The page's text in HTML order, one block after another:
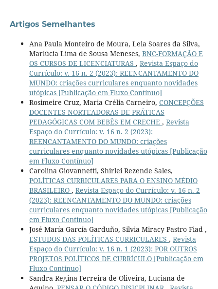
Artigos Semelhantes
Ana Paula Monteiro de Moura, Leia Soares da Silva,
Marlúcia Lima de Sousa Meneses, BNC-FORMAÇÃO E
OS CURSOS DE LICENCIATURAS , Revista Espaço do
Currículo: v. 16 n. 2 (2023): REENCANTAMENTO DO
MUNDO: criações curriculares enquanto novidades
utópicas [Publicação em Fluxo Contínuo]
Rosimeire Cruz, Maria Crélia Carneiro, CONCEPÇÕES
DOCENTES NORTEADORAS DE PRÁTICAS
PEDAGÓGICAS COM BEBÊS EM CRECHE , Revista
Espaço do Currículo: v. 16 n. 2 (2023):
REENCANTAMENTO DO MUNDO: criações
curriculares enquanto novidades utópicas [Publicação
em Fluxo Contínuo]
Carolina Giovannetti, Shirlei Rezende Sales,
POLÍTICAS CURRICULARES PARA O ENSINO MÉDIO
BRASILEIRO , Revista Espaço do Currículo: v. 16 n. 2
(2023): REENCANTAMENTO DO MUNDO: criações
curriculares enquanto novidades utópicas [Publicação
em Fluxo Contínuo]
José María García Garduño, Silvia Miracy Pastro Fiad ,
ESTUDOS DAS POLÍTICAS CURRICULARES , Revista
Espaço do Currículo: v. 16 n. 1 (2023): POR OUTROS
PROJETOS POLÍTICOS DE CURRÍCULO [Publicação em
Fluxo Contínuo]
Sandra Regina Ferreira de Oliveira, Luciana de